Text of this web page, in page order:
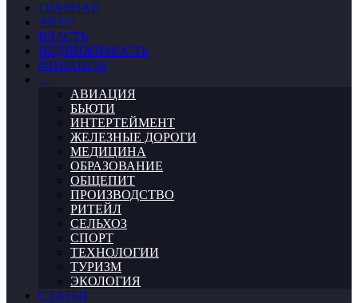
ГЛАВНАЯ
АВТО
ВЛАСТЬ
НЕДВИЖИМОСТЬ
ФИНАНСЫ
…
АВИАЦИЯ
БЬЮТИ
ИНТЕРТЕЙМЕНТ
ЖЕЛЕЗНЫЕ ДОРОГИ
МЕДИЦИНА
ОБРАЗОВАНИЕ
ОБЩЕПИТ
ПРОИЗВОДСТВО
РИТЕЙЛ
СЕЛЬХОЗ
СПОРТ
ТЕХНОЛОГИИ
ТУРИЗМ
ЭКОЛОГИЯ
СТАТЬИ